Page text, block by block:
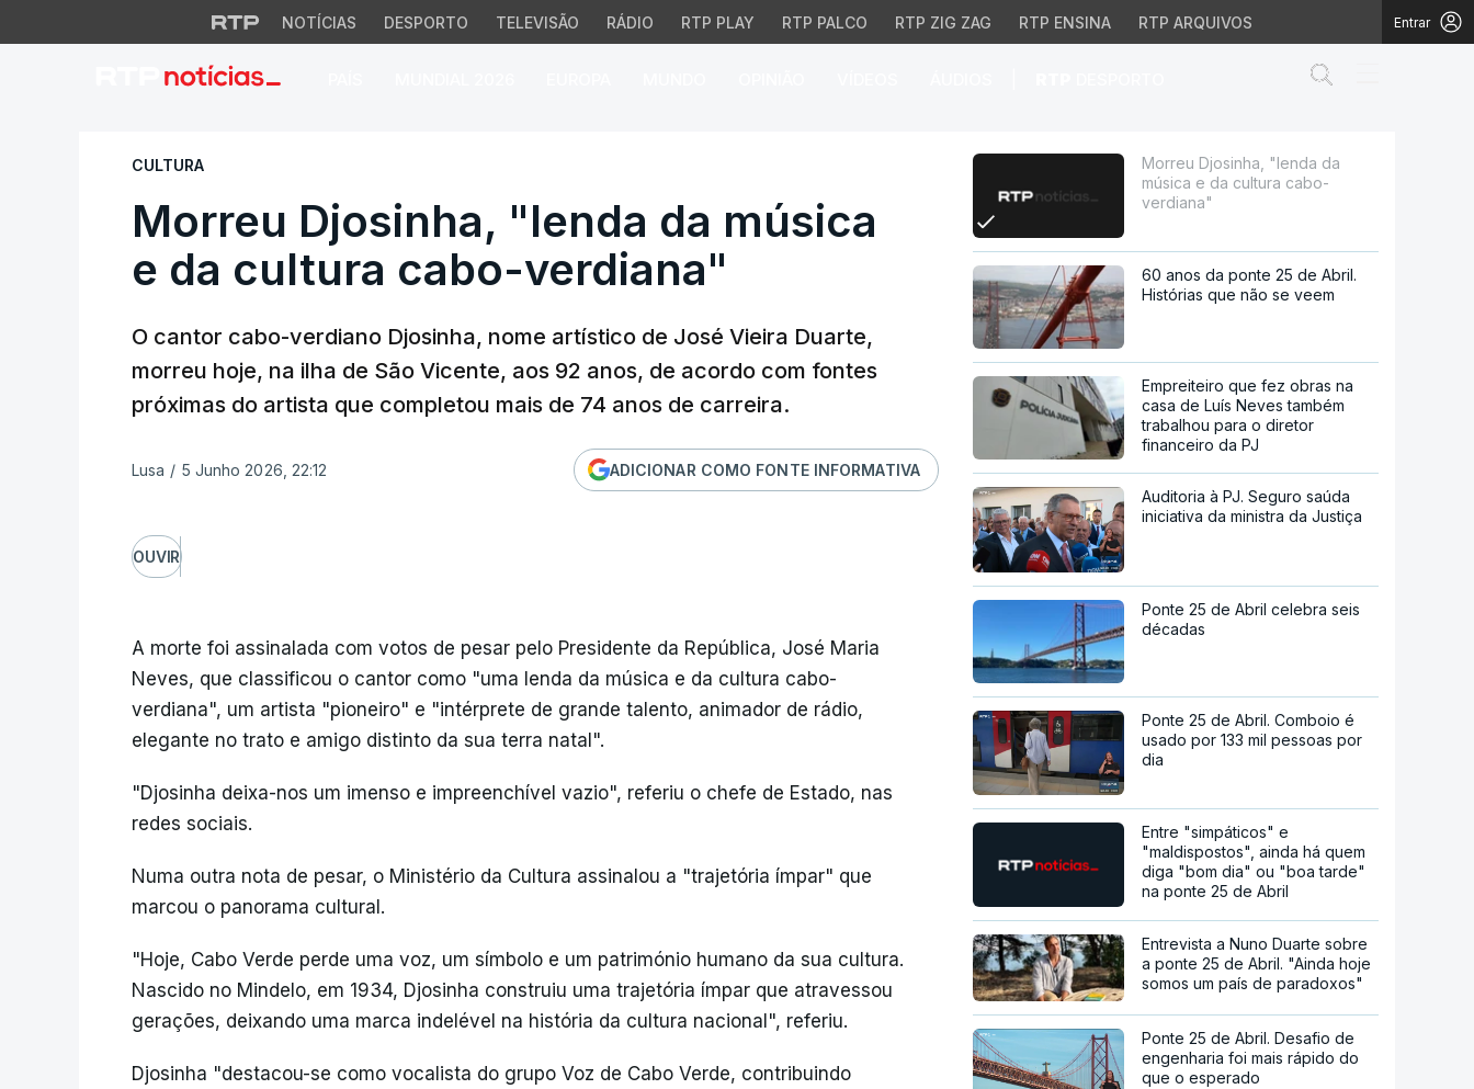
NOTÍCIAS DESPORTO TELEVISÃO RÁDIO RTP PLAY RTP PALCO RTP ZIG ZAG RTP ENSINA RTP ARQUIVOS Entrar
Morreu Djosinha, "lenda da música e da cultura cabo-verdiana"
CULTURA
Morreu Djosinha, "lenda da música
e da cultura cabo-verdiana"
O cantor cabo-verdiano Djosinha, nome artístico de José Vieira Duarte,
morreu hoje, na ilha de São Vicente, aos 92 anos, de acordo com fontes
próximas do artista que completou mais de 74 anos de carreira.
Lusa / 5 Junho 2026, 22:12 ADICIONAR COMO FONTE INFORMATIVA
OUVIR
A morte foi assinalada com votos de pesar pelo Presidente da República, José Maria
Neves, que classificou o cantor como "uma lenda da música e da cultura cabo-
verdiana", um artista "pioneiro" e "intérprete de grande talento, animador de rádio,
elegante no trato e amigo distinto da sua terra natal".
"Djosinha deixa-nos um imenso e impreenchível vazio", referiu o chefe de Estado, nas
redes sociais.
Numa outra nota de pesar, o Ministério da Cultura assinalou a "trajetória ímpar" que
marcou o panorama cultural.
"Hoje, Cabo Verde perde uma voz, um símbolo e um património humano da sua cultura.
Nascido no Mindelo, em 1934, Djosinha construiu uma trajetória ímpar que atravessou
gerações, deixando uma marca indelével na história da cultura nacional", referiu.
Djosinha "destacou-se como vocalista do grupo Voz de Cabo Verde, contribuindo
Morreu Djosinha, "lenda da
música e da cultura cabo-
verdiana"
60 anos da ponte 25 de Abril.
Histórias que não se veem
Empreiteiro que fez obras na
casa de Luís Neves também
trabalhou para o diretor
financeiro da PJ
Auditoria à PJ. Seguro saúda
iniciativa da ministra da Justiça
Ponte 25 de Abril celebra seis
décadas
Ponte 25 de Abril. Comboio é
usado por 133 mil pessoas por
dia
Entre "simpáticos" e
"maldispostos", ainda há quem
diga "bom dia" ou "boa tarde"
na ponte 25 de Abril
Entrevista a Nuno Duarte sobre
a ponte 25 de Abril. "Ainda hoje
somos um país de paradoxos"
Ponte 25 de Abril. Desafio de
engenharia foi mais rápido do
que o esperado